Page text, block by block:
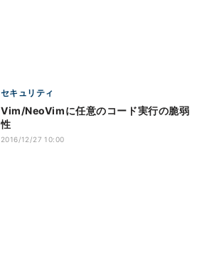
セキュリティ
Vim/NeoVimに任意のコード実行の脆弱
性
2016/12/27 10:00